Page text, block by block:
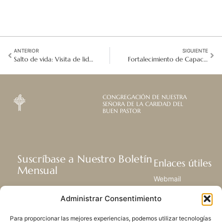
Administrar Consentimiento
Para proporcionar las mejores experiencias, podemos utilizar tecnologías
ANTERIOR
Salto de vida: Visita de liderazgo Congregacional a Japón
SIGUIENTE
Fortalecimiento de Capacidades: La Pasantía de la Hermana Judith en GSIF
CONGREGACIÓN DE NUESTRA
SEÑORA DE LA CARIDAD DEL
BUEN PASTOR
Suscríbase a Nuestro Boletín
Mensual
nuestra vida, la misión y ministerios de
Enlaces útiles
Webmail
Centro de Recursos